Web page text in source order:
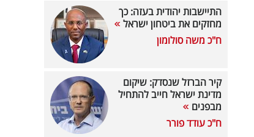
התיישבות יהודית בעזה: כך
מחזקים את ביטחון ישראל
ח"כ משה סולומון
קיר הברזל שנסדק: שיקום
מדינת ישראל חייב להתחיל
מבפנים
ח"כ עודד פורר